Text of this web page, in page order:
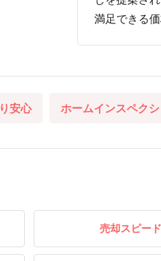
満足できる
安心 ホームインスペク
売却スピード